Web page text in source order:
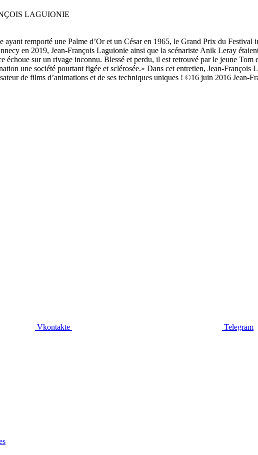
ayant remporté une Palme d’Or et un César en 1965, le Grand Prix du
en 2019, Jean-François Laguionie ainsi que la scénariste Anik Leray
échoue sur un rivage inconnu. Blessé et perdu, il est retrouvé par le jeune
une société pourtant figée et sclérosée.» Dans cet entretien, Jean-
de films d’animations et de ses techniques uniques ! ©16 juin 2016 Jean-
Vkontakte
Telegram